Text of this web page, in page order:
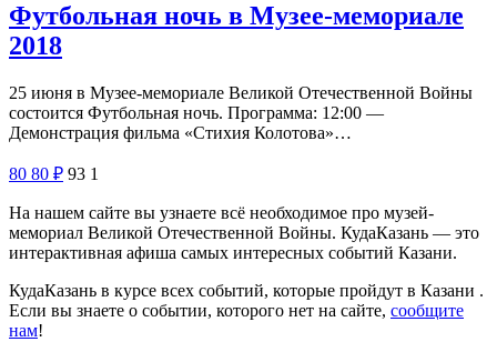
Футбольная ночь в Музее-мемориале
2018
25 июня в Музее-мемориале Великой Отечественной Войны
состоится Футбольная ночь. Программа: 12:00 —
Демонстрация фильма «Стихия Колотова»…
80 80 ₽ 93 1
На нашем сайте вы узнаете всё необходимое про музей-
мемориал Великой Отечественной Войны. КудаКазань — это
интерактивная афиша самых интересных событий Казани.
КудаКазань в курсе всех событий, которые пройдут в Казани .
Если вы знаете о событии, которого нет на сайте, сообщите
нам!